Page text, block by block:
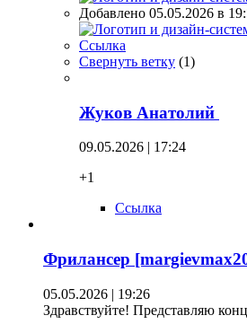
Добавлено 05.05.2026 в
Ссылка
Свернуть ветку (1)
Жуков Анатолий
09.05.2026 | 17:24
+1
Ссылка
Фрилансер
05.05.2026 | 19:26
Здравствуйте! Представляю